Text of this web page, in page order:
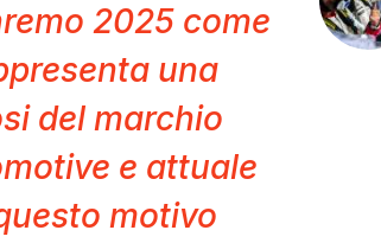
2025 come
una
del marchio
e attuale
motivo